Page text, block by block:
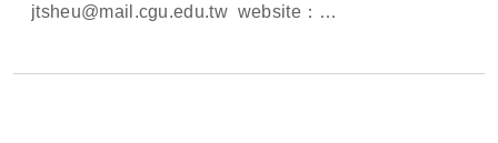
jtsheu@mail.cgu.edu.tw website：
https://pure.lib.cgu.edu....